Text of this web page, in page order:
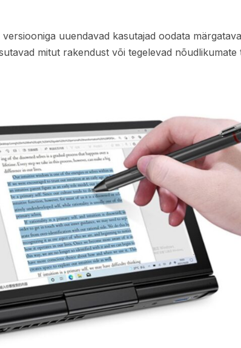
versiooniga uuendavad kasutajad oodata
mitut rakendust või tegelevad